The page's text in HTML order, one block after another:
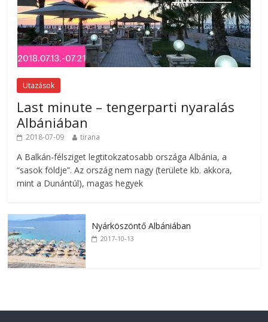
Utazások
Last minute – tengerparti nyaralás
Albániában
2018-07-09 tirana
A Balkán-félsziget legtitokzatosabb országa Albánia, a
“sasok földje”. Az ország nem nagy (területe kb. akkora,
mint a Dunántúl), magas hegyek
Nyárköszöntő Albániában
2017-10-13